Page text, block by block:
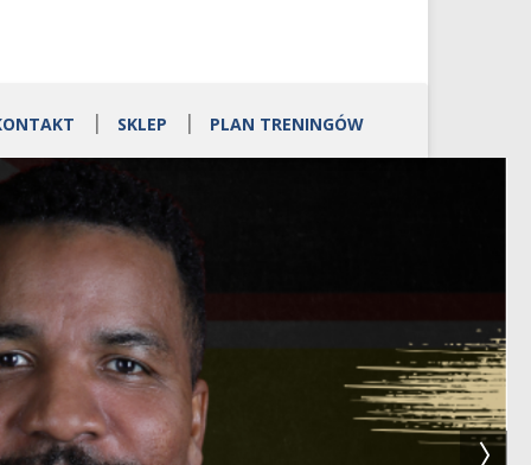
SKLEP PLAN TRENINGÓW